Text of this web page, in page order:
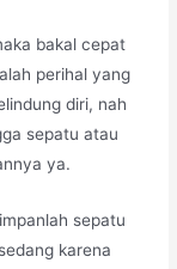
bakal cepat
perihal yang
diri, nah
sepatu atau
ya.
sepatu
karena